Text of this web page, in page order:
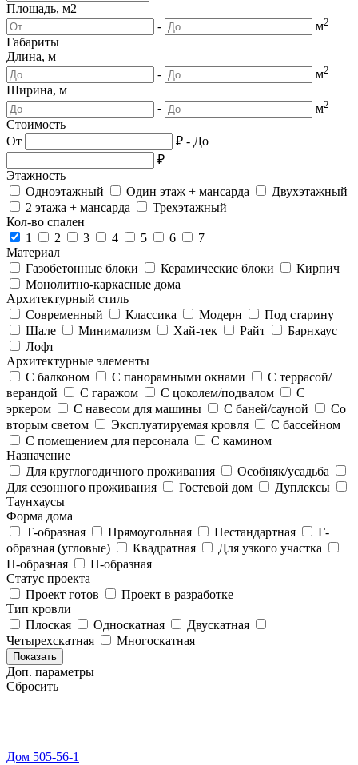
Площадь, м2
-
м2
Габариты
Длина, м
-
м2
Ширина, м
-
м2
Стоимость
От
₽ - До
₽
Этажность
Одноэтажный
Один этаж + мансарда
Двухэтажный
2 этажа + мансарда
Трехэтажный
Кол-во спален
1
2 3 4 5 6
7
Материал
Газобетонные блоки
Керамические блоки
Кирпич
Монолитно-каркасные дома
Архитектурный стиль
Современный
Классика Модерн
Под старину
Шале
Минимализм Хай-тек Райт
Барнхаус
Лофт
Архитектурные элементы
С балконом
С панорамными окнами
С террасой/
верандой
С гаражом С цоколем/подвалом
С
эркером
С навесом для машины С баней/сауной
Со
вторым светом
Эксплуатируемая кровля
С бассейном
С помещением для персонала
С камином
Назначение
Для круглогодичного проживания
Особняк/усадьба
Для сезонного проживания
Гостевой дом
Дуплексы
Таунхаусы
Форма дома
Т-образная
Прямоугольная Нестандартная
Г-
образная (угловые)
Квадратная
Для узкого участка
П-образная
Н-образная
Статус проекта
Проект готов
Проект в разработке
Тип кровли
Плоская
Односкатная
Двускатная
Четырехскатная
Многоскатная
Показать
Доп. параметры
Сбросить
Дом 505-56-1